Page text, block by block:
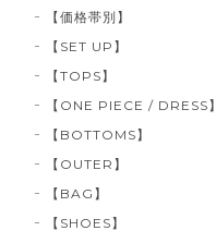
【価格帯別】
【SET UP】
【TOPS】
【ONE PIECE / DRESS】
【BOTTOMS】
【OUTER】
【BAG】
【SHOES】